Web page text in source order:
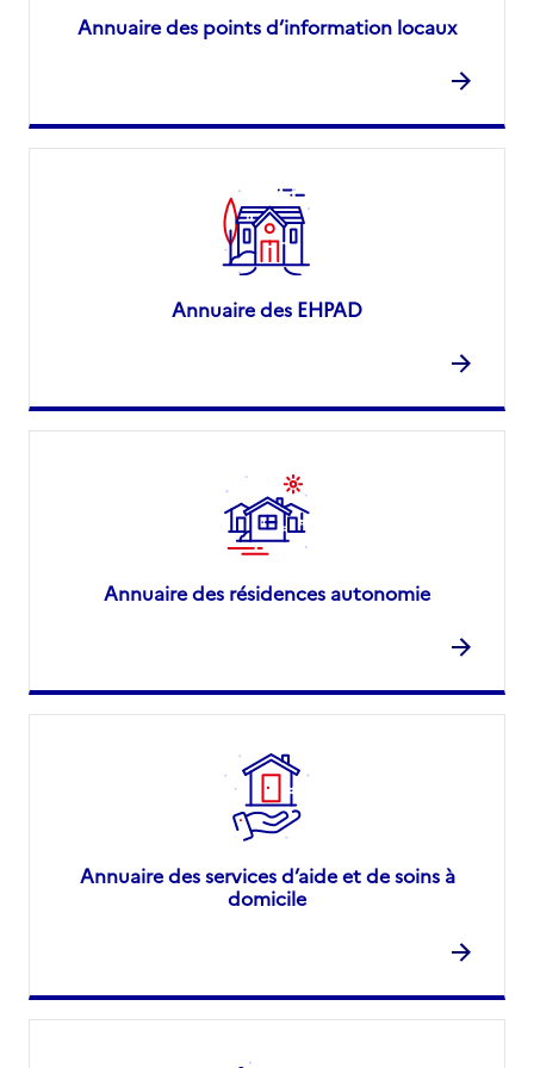
Annuaire des points d’information locaux
Annuaire des EHPAD
Annuaire des résidences autonomie
Annuaire des services d’aide et de soins à
domicile